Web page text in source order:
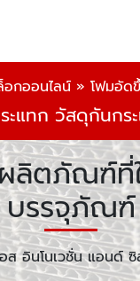
กออนไลน์ » โฟมอัด
แทก วัสดุกันกร
ลิตภัณฑ์ที่
บรรจุภัณฑ์
ส อินโนเวชั่น แอนด์